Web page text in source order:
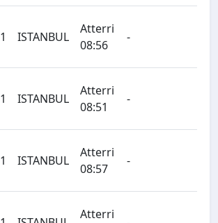
ISTANBUL
Atterri
08:56
-
ISTANBUL
Atterri
08:51
-
ISTANBUL
Atterri
08:57
-
Atterri